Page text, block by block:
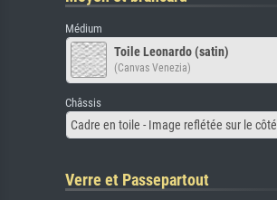
Médium
Toile Leonardo (satin)
(Canvas Venezia)
Châssis
Cadre en toile - Image reflétée sur le côté
Verre et Passepartout